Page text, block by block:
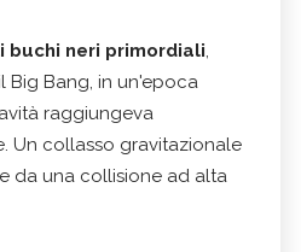
neri primordiali,
Big Bang, in un'epoca
raggiungeva
Un collasso gravitazionale
da una collisione ad alta